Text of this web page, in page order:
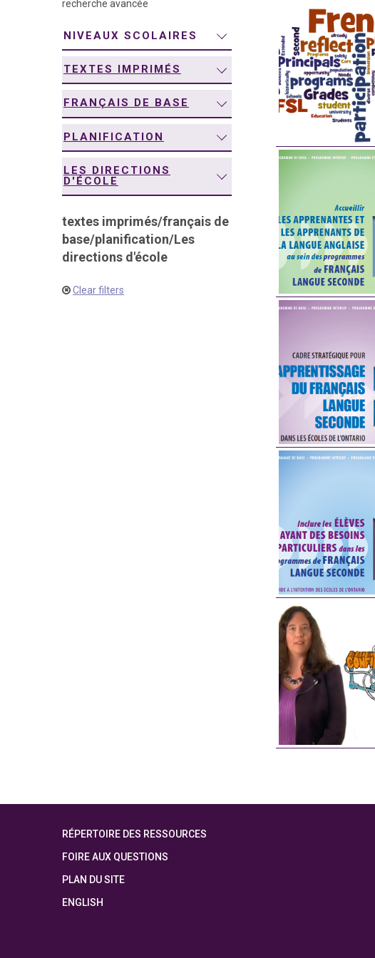
recherche avancée
NIVEAUX SCOLAIRES
TEXTES IMPRIMÉS
FRANÇAIS DE BASE
PLANIFICATION
LES DIRECTIONS
D'ÉCOLE
textes imprimés/français de
base/planification/Les
directions d'école
Clear filters
RÉPERTOIRE DES RESSOURCES
FOIRE AUX QUESTIONS
PLAN DU SITE
ENGLISH